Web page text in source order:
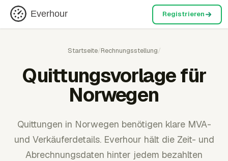
Everhour Registrieren
Startseite/Rechnungsstellung/
Quittungsvorlage für
Norwegen
Quittungen in Norwegen benötigen klare MVA-
und Verkäuferdetails. Everhour hält die Zeit- und
Abrechnungsdaten hinter jedem bezahlten